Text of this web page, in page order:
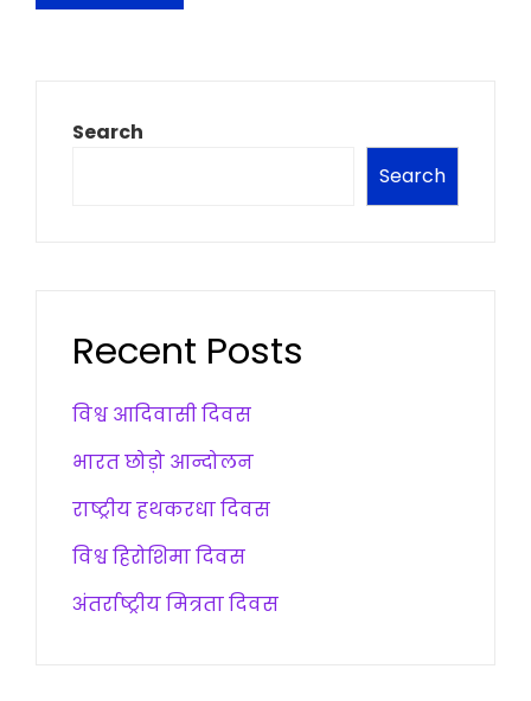
Search
Search
Recent Posts
विश्व आदिवासी दिवस
भारत छोड़ो आन्दोलन
राष्ट्रीय हथकरधा दिवस
विश्व हिरोशिमा दिवस
अंतर्राष्ट्रीय मित्रता दिवस